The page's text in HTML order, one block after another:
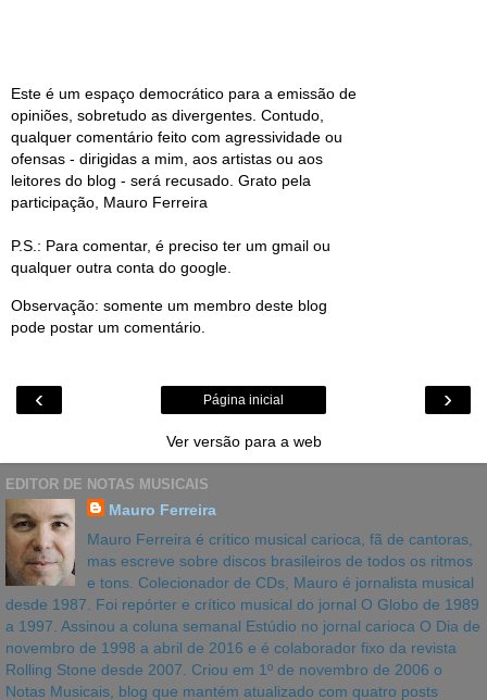
Este é um espaço democrático para a emissão de
opiniões, sobretudo as divergentes. Contudo,
qualquer comentário feito com agressividade ou
ofensas - dirigidas a mim, aos artistas ou aos
leitores do blog - será recusado. Grato pela
participação, Mauro Ferreira
P.S.: Para comentar, é preciso ter um gmail ou
qualquer outra conta do google.
Observação: somente um membro deste blog
pode postar um comentário.
‹ ›
Página inicial
Ver versão para a web
EDITOR DE NOTAS MUSICAIS
Mauro Ferreira
Mauro Ferreira é crítico musical carioca, fã de cantoras,
mas escreve sobre discos brasileiros de todos os ritmos
e tons. Colecionador de CDs, Mauro é jornalista musical
desde 1987. Foi repórter e crítico musical do jornal O Globo de 1989
a 1997. Assinou a coluna semanal Estúdio no jornal carioca O Dia de
novembro de 1998 a abril de 2016 e é colaborador fixo da revista
Rolling Stone desde 2007. Criou em 1º de novembro de 2006 o
Notas Musicais, blog que mantém atualizado com quatro posts